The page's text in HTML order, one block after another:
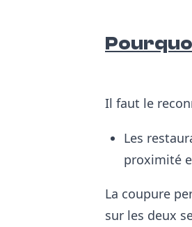
Il faut le
Les
proximité
La coupure
sur les deux